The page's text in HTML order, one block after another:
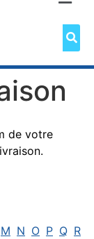
de votre
M N O P Q R